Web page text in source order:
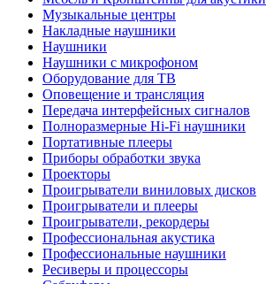
Музыкальные центры
Накладные наушники
Наушники
Наушники с микрофоном
Оборудование для ТВ
Оповещение и трансляция
Передача интерфейсных сигналов
Полноразмерные Hi-Fi наушники
Портативные плееры
Приборы обработки звука
Проекторы
Проигрыватели виниловых дисков
Проигрыватели и плееры
Проигрыватели, рекордеры
Профессиональная акустика
Профессиональные наушники
Ресиверы и процессоры